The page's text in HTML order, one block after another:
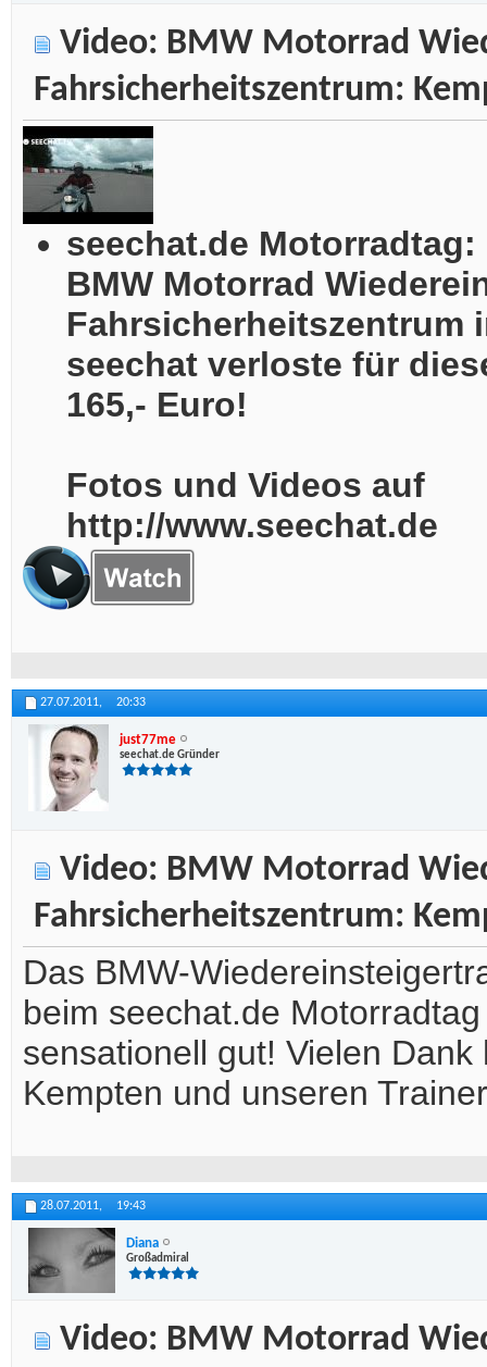
Video: BMW Motorrad
Fahrsicherheitszentrum:
seechat.de Motorradtag:
BMW Motorrad
Fahrsicherheitszentrum
seechat verloste für
165,- Euro!
Fotos und Videos auf
http://www.seechat.de
27.07.2011, 20:33
just77me
seechat.de Gründer
Video: BMW Motorrad
Fahrsicherheitszentrum:
Das BMW-
beim seechat.de
sensationell gut! Vielen
Kempten und unseren
28.07.2011, 19:43
Diana
Großadmiral
Video: BMW Motorrad